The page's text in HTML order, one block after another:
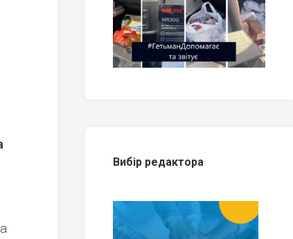
Вибір редактора